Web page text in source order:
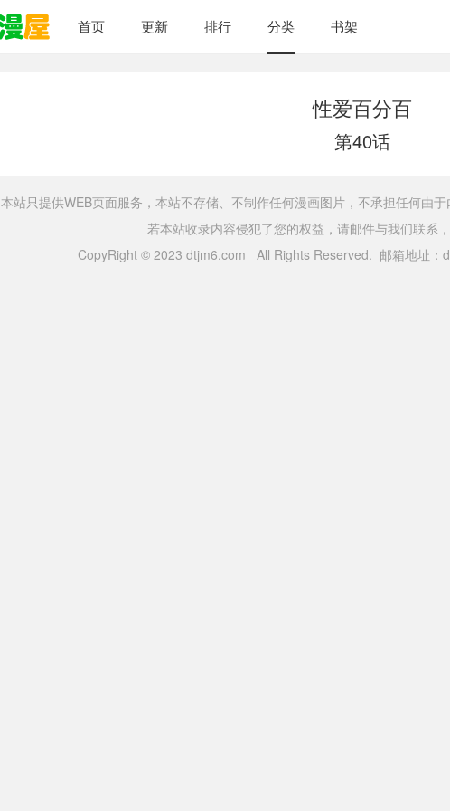
首页 更新 排行 分类 书架
性爱百分百
第40话
本站只提供WEB页面服务，本站不存储、不制作任何漫画图片，不承担任何由
若本站收录内容侵犯了您的权益，请邮件与我们联系
CopyRight © 2023 dtjm6.com All Rights Reserved. 邮箱地址：